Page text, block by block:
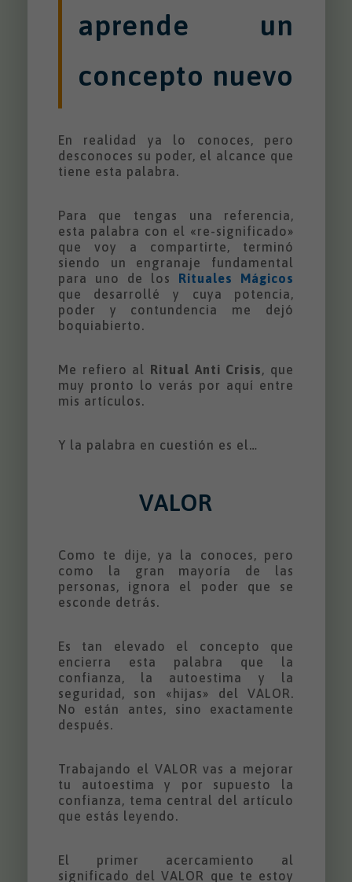
aprende un
concepto nuevo
En realidad ya lo conoces, pero
desconoces su poder, el alcance que
tiene esta palabra.
Para que tengas una referencia,
esta palabra con el «re-significado»
que voy a compartirte, terminó
siendo un engranaje fundamental
para uno de los Rituales Mágicos
que desarrollé y cuya potencia,
poder y contundencia me dejó
boquiabierto.
Me refiero al Ritual Anti Crisis, que
muy pronto lo verás por aquí entre
mis artículos.
Y la palabra en cuestión es el…
VALOR
Como te dije, ya la conoces, pero
como la gran mayoría de las
personas, ignora el poder que se
esconde detrás.
Es tan elevado el concepto que
encierra esta palabra que la
confianza, la autoestima y la
seguridad, son «hijas» del VALOR.
No están antes, sino exactamente
después.
Trabajando el VALOR vas a mejorar
tu autoestima y por supuesto la
confianza, tema central del artículo
que estás leyendo.
El primer acercamiento al
significado del VALOR que te estoy